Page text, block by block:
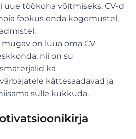
töökoha võitmiseks. CV-d
fookus enda kogemustel,
on luua oma CV
nii on su
ka
kättesaadavad ja
sülle kukkuda.